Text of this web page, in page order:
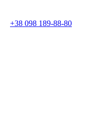
+38 098 189-88-80